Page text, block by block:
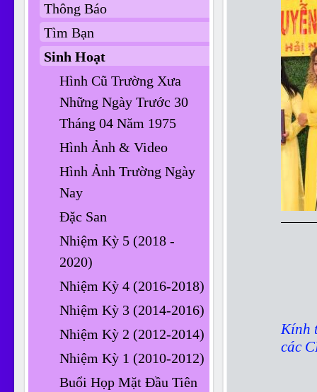
Kính
các
Thông Báo
Tìm Bạn
Sinh Hoạt
Hình Cũ Trường Xưa
Những Ngày Trước 30
Tháng 04 Năm 1975
Hình Ảnh & Video
Hình Ảnh Trường Ngày
Nay
Đặc San
Nhiệm Kỳ 5 (2018 -
2020)
Nhiệm Kỳ 4 (2016-2018)
Nhiệm Kỳ 3 (2014-2016)
Nhiệm Kỳ 2 (2012-2014)
Nhiệm Kỳ 1 (2010-2012)
Buổi Họp Mặt Đầu Tiên